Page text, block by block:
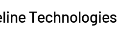
Technologies